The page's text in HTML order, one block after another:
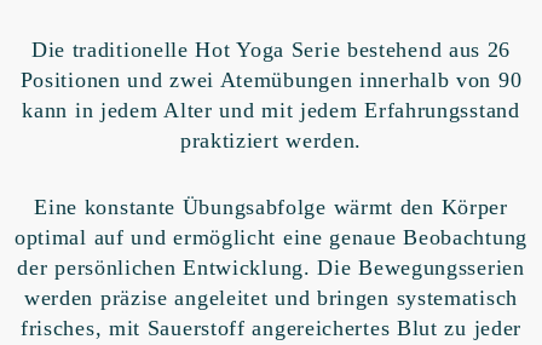
Die traditionelle Hot Yoga Serie bestehend aus 26
Positionen und zwei Atemübungen innerhalb von 90
kann in jedem Alter und mit jedem Erfahrungsstand
praktiziert werden.
Eine konstante Übungsabfolge wärmt den Körper
optimal auf und ermöglicht eine genaue Beobachtung
der persönlichen Entwicklung. Die Bewegungsserien
werden präzise angeleitet und bringen systematisch
frisches, mit Sauerstoff angereichertes Blut zu jeder